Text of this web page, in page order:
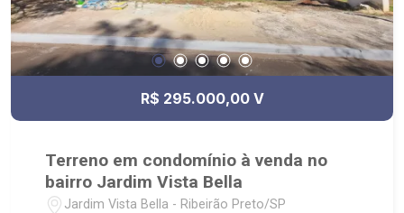
R$ 295.000,00 V
Terreno em condomínio à venda no
bairro Jardim Vista Bella
Jardim Vista Bella - Ribeirão Preto/SP